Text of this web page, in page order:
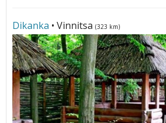
Dikanka • Vinnitsa (323 km)